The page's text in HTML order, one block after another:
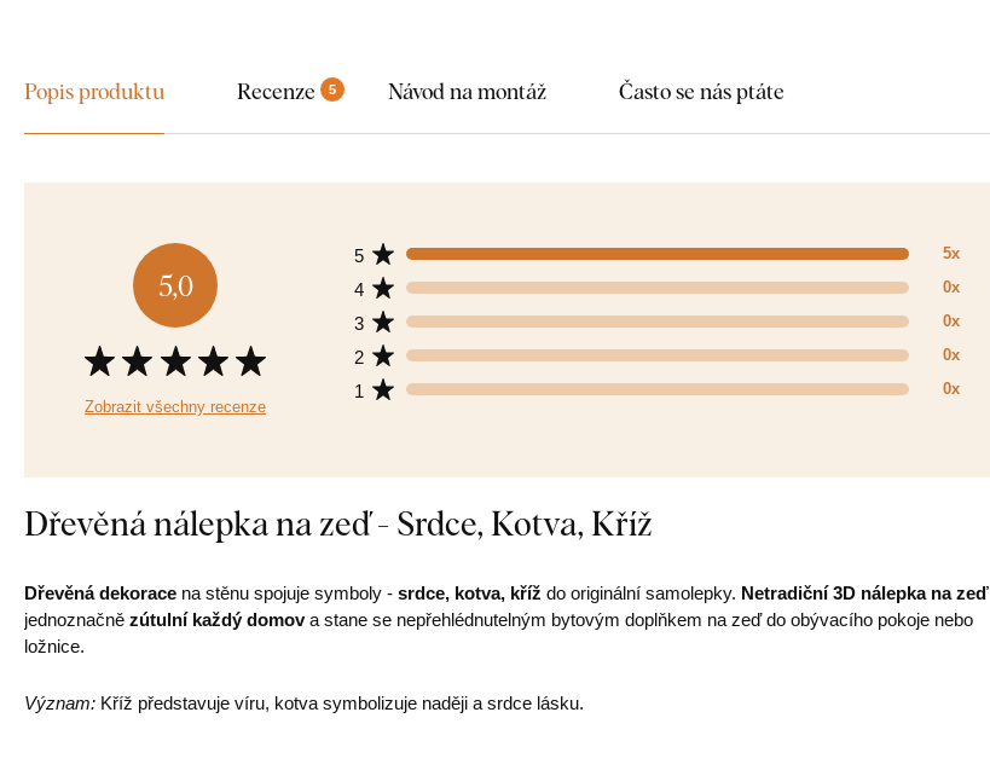
Popis produktu Recenze 5 Návod na montáž Často se nás ptáte
5,0
Zobrazit všechny recenze
1 0x
2 0x
3 0x
4 0x
5 5x
Dřevěná nálepka na zeď - Srdce, Kotva, Kříž
Dřevěná dekorace na stěnu spojuje symboly - srdce, kotva, kříž do originální samolepky. Netradiční 3D nálepka na zeď
jednoznačně zútulní každý domova stane se nepřehlédnutelným bytovým doplňkem na zeď do obývacího pokoje nebo
ložnice.
Význam: Kříž představuje víru, kotva symbolizuje naději a srdce lásku.